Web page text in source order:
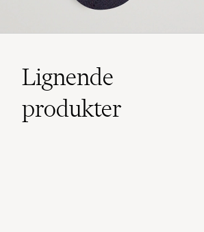
Lignende
produkter